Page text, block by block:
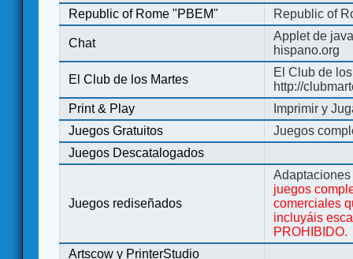
Republic of Rome "PBEM"
Republic of
Chat
Applet de
hispano.org
El Club de los Martes
El Club de
http://
Print & Play
Imprimir y
Juegos Gratuitos
Juegos
Juegos Descatalogados
Juegos rediseñados
juegos
comerciales
incluyáis
PROHIBIDO.
Artscow y PrinterStudio